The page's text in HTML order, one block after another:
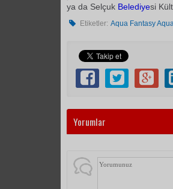
ya da Selçuk Belediyesi
Etiketler: Aqua Fantasy
Yorumlar